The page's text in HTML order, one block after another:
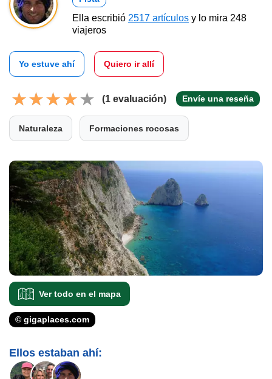
Ella escribió 2517 artículos y lo mira 248
viajeros
Yo estuve ahí Quiero ir allí
(1 evaluación) Envíe una reseña
Naturaleza Formaciones rocosas
Ver todo en el mapa
© gigaplaces.com
Ellos estaban ahí: